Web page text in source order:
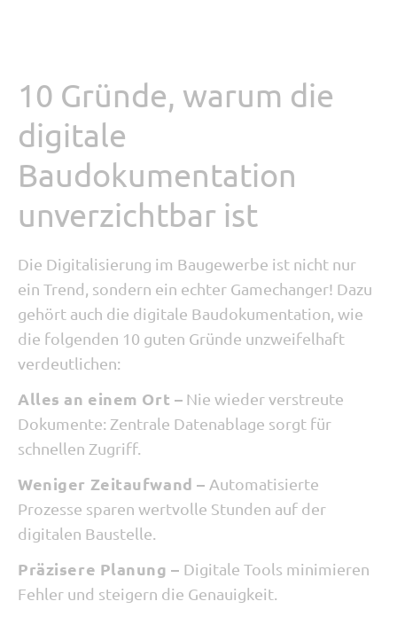
10 Gründe, warum die
digitale
Baudokumentation
unverzichtbar ist
Die Digitalisierung im Baugewerbe ist nicht nur
ein Trend, sondern ein echter Gamechanger! Dazu
gehört auch die digitale Baudokumentation, wie
die folgenden 10 guten Gründe unzweifelhaft
verdeutlichen:
Alles an einem Ort – Nie wieder verstreute
Dokumente: Zentrale Datenablage sorgt für
schnellen Zugriff.
Weniger Zeitaufwand – Automatisierte
Prozesse sparen wertvolle Stunden auf der
digitalen Baustelle.
Präzisere Planung – Digitale Tools minimieren
Fehler und steigern die Genauigkeit.